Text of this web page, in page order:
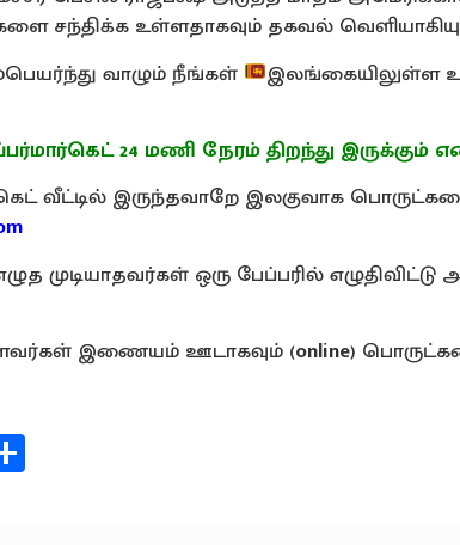
சந்திக்க உள்ளதாகவும் தகவல்
வாழும் நீங்கள்
இலங்கையிலுள்ள
24 மணி நேரம் திறந்து இருக்கும்
வீட்டில் இருந்தவாறே இலகுவாக
முடியாதவர்கள் ஒரு பேப்பரில்
இணையம் ஊடாகவும் (online)